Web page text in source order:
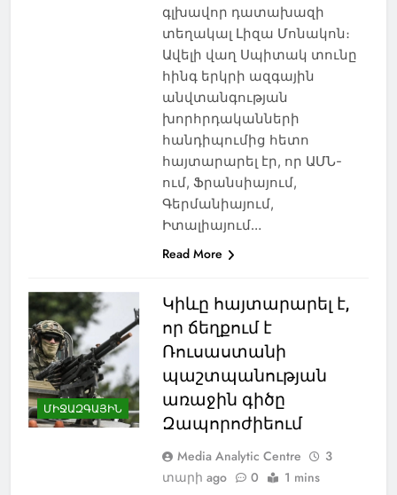
գլխավոր դատախազի
տեղակալ Լիզա Մոնակոն։
Ավելի վաղ Սպիտակ տունը
հինգ երկրի ազգային
անվտանգության
խորհրդականների
հանդիպումից հետո
հայտարարել էր, որ ԱՄՆ-
ում, Ֆրանսիայում,
Գերմանիայում,
Իտալիայում…
Read More
ՄԻՋԱԶԳԱՅԻՆ
Կիևը հայտարարել է,
որ ճեղքում է
Ռուսաստանի
պաշտպանության
առաջին գիծը
Զապորոժիեում
Media Analytic Centre
3
տարի ago
0 1 mins